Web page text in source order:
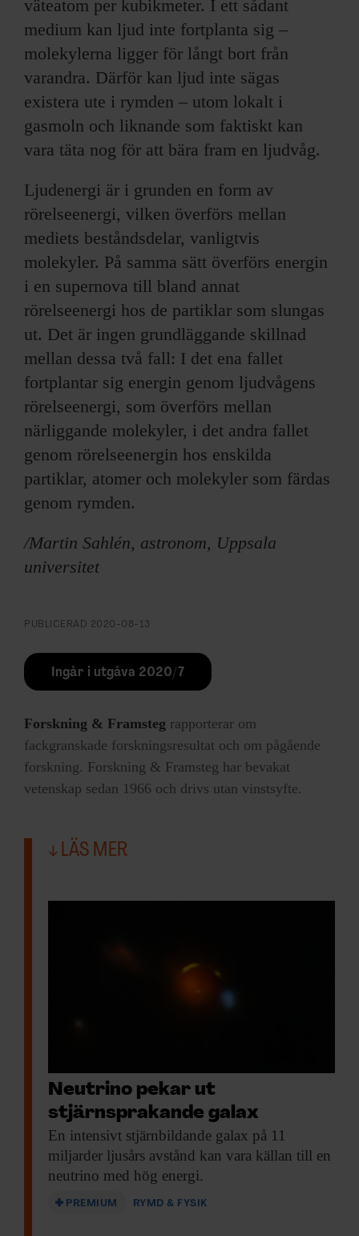
väteatom per kubikmeter. I ett sådant
medium kan ljud inte fortplanta sig –
molekylerna ligger för långt bort från
varandra. Därför kan ljud inte sägas
existera ute i rymden – utom lokalt i
gasmoln och liknande som faktiskt kan
vara täta nog för att bära fram en ljudvåg.
Ljudenergi är i grunden en form av
rörelseenergi, vilken överförs mellan
mediets beståndsdelar, vanligtvis
molekyler. På samma sätt överförs energin
i en supernova till bland annat
rörelseenergi hos de partiklar som slungas
ut. Det är ingen grundläggande skillnad
mellan dessa två fall: I det ena fallet
fortplantar sig energin genom ljudvågens
rörelseenergi, som överförs mellan
närliggande molekyler, i det andra fallet
genom rörelseenergin hos enskilda
partiklar, atomer och molekyler som färdas
genom rymden.
/Martin Sahlén, astronom, Uppsala
universitet
PUBLICERAD 2020-08-13
Ingår i utgåva 2020/7
Forskning & Framsteg rapporterar om
fackgranskade forskningsresultat och om pågående
forskning. Forskning & Framsteg har bevakat
vetenskap sedan 1966 och drivs utan vinstsyfte.
LÄS MER
Neutrino pekar ut
stjärnsprakande galax
En intensivt stjärnbildande galax på 11
miljarder ljusårs avstånd kan vara källan till en
neutrino med hög energi.
PREMIUM RYMD & FYSIK